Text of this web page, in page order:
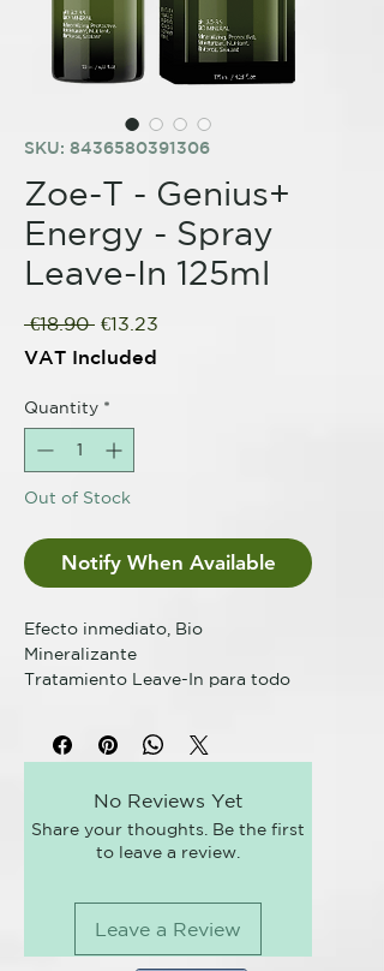
SKU: 8436580391306
Zoe-T - Genius+
Energy - Spray
Leave-In 125ml
€18.90 Regular
Price
€13.23
VAT Included
Quantity *
Out of Stock
Notify When Available
Efecto inmediato, Bio
Mineralizante
Tratamiento Leave-In para todo
DESCRIPCION DEL PRODUCTO:
protectora, hidratante, nutriente,
fortaleciente y sellador. Aplicado
antes del secado, combina y fija
cabello.
TECNOLOGÍA Y ACCIÓN:Una
No Reviews Yet
Share your thoughts. Be the first
to leave a review.
Leave a Review